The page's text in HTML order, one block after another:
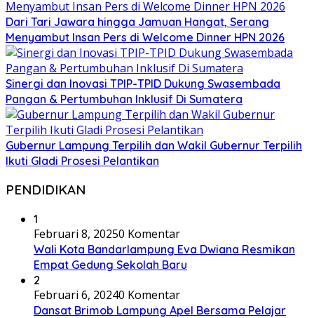
Dari Tari Jawara hingga Jamuan Hangat, Serang
Menyambut Insan Pers di Welcome Dinner HPN 2026
Sinergi dan Inovasi TPIP-TPID Dukung Swasembada
Pangan & Pertumbuhan Inklusif Di Sumatera
Gubernur Lampung Terpilih dan Wakil Gubernur Terpilih
Ikuti Gladi Prosesi Pelantikan
PENDIDIKAN
1
Februari 8, 20250 Komentar
Wali Kota Bandarlampung Eva Dwiana Resmikan
Empat Gedung Sekolah Baru
2
Februari 6, 20240 Komentar
Dansat Brimob Lampung Apel Bersama Pelajar